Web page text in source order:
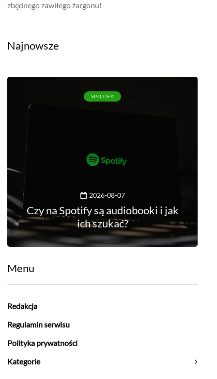
zbędnego zawiłego żargonu!
Najnowsze
SPOTIFY
2026-08-07
Czy na Spotify są audiobooki i jak
ich szukać?
Menu
Redakcja
Regulamin serwisu
Polityka prywatności
Kategorie